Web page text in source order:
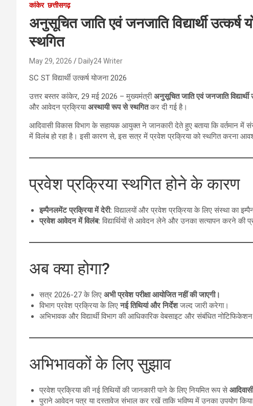
कांकेर छत्तीसगढ़
अनुसूचित जाति एवं जनजाति विद्यार्थी उत्कर्ष
स्थगित
May 29, 2026 Daily24 Writer
SC ST विद्यार्थी उत्कर्ष योजना 2026
उत्तर बस्तर कांकेर, 29 मई 2026 – मुख्यमंत्रीअनुसूचित जाति एवं जनजाति विद्यार्थी
और आवेदन प्रक्रियाअस्थायी रूप से स्थगितकर दी गई है।
आदिवासी विकास विभाग के सहायक आयुक्त ने जानकारी देते हुए बताया कि वर्तमान
में विलंब हो रहा है। इसी कारण से, इस सत्र में प्रवेश प्रक्रिया को स्थगित करना
प्रवेश प्रक्रिया स्थगित होने के कारण
इम्पैनलमेंट प्रक्रिया में देरी: विद्यालयों और प्रवेश प्रक्रिया के लिए संस्था का
प्रवेश आवेदन में विलंब: विद्यार्थियों से आवेदन लेने और उनका सत्यापन करने की
अब क्या होगा?
सत्र 2026-27 के लिए अभी प्रवेश परीक्षा आयोजित नहीं की जाएगी।
विभाग प्रवेश प्रक्रिया के लिएनई तिथियां और निर्देशजल्द जारी करेगा।
अभिभावक और विद्यार्थी विभाग की आधिकारिक वेबसाइट और संबंधित
अभिभावकों के लिए सुझाव
प्रवेश प्रक्रिया की नई तिथियों की जानकारी पाने के लिए नियमित रूप से
पुराने आवेदन पत्र या दस्तावेज संभाल कर रखें ताकि भविष्य में उनका उपयोग